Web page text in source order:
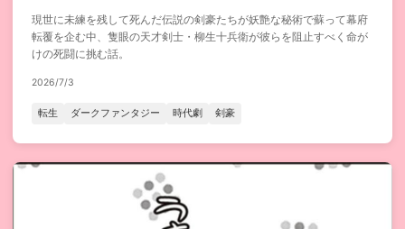
現世に未練を残して死んだ伝説の剣豪たちが妖艶な秘術で蘇って幕府
転覆を企む中、隻眼の天才剣士・柳生十兵衛が彼らを阻止すべく命が
けの死闘に挑む話。
2026/7/3
転生 ダークファンタジー 時代劇 剣豪